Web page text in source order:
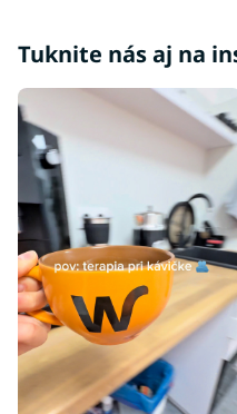
Tuknite nás aj na